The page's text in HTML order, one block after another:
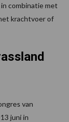
combinatie met
krachtvoer of
van
juni in